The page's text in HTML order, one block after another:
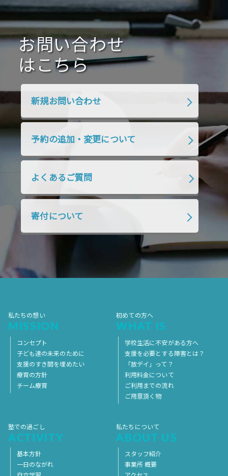
2021年1月 2020年12月 2020年11月
2020年10月 2020年9月 2020年8月
2020年7月 2020年6月 2020年5月
2020年4月 2020年3月 2020年2月
2019年10月 2019年9月
2019年4月
2018年7月 2018年6月
2018年4月 2018年3月 2018年2月
2018年1月 2017年12月
2017年10月 2017年9月 2017年8月
2017年5月
2017年4月
お問い合わせ
はこちら
新規お問い合わせ
予約の追加・変更について
よくあるご質問
寄付について
私たちの想い
MISSION
コンセプト
子ども達の未来のために
支援のすき間を埋めたい
療育の方針
チーム療育
初めての方へ
WHAT IS
学校生活に不安がある方へ
支援を必要とする障害とは？
「放デイ」って？
利用料金について
ご利用までの流れ
ご用意頂く物
塾での過ごし
ACTIVITY
基本方針
一日のながれ
私たちについて
ABOUT US
スタッフ紹介
事業所 概要